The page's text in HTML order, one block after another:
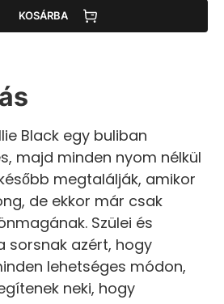
KOSÁRBA
Black egy buliban
majd minden nyom nélkül
megtalálják, amikor
de ekkor már csak
Szülei és
sorsnak azért, hogy
lehetséges módon,
neki, hogy